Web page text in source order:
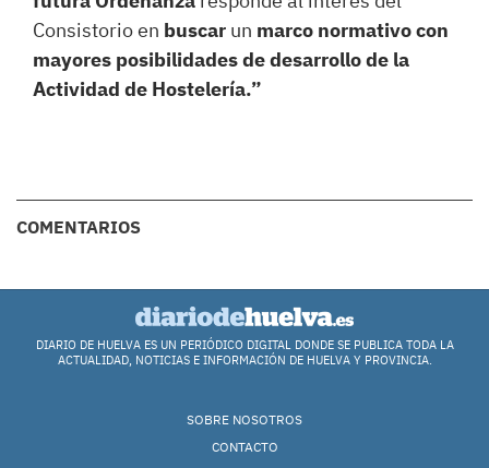
Consistorio en buscar un marco normativo con
mayores posibilidades de desarrollo de la
Actividad de Hostelería.”
COMENTARIOS
DIARIO DE HUELVA ES UN PERIÓDICO DIGITAL DONDE SE PUBLICA TODA LA
ACTUALIDAD, NOTICIAS E INFORMACIÓN DE HUELVA Y PROVINCIA.
SOBRE NOSOTROS
CONTACTO